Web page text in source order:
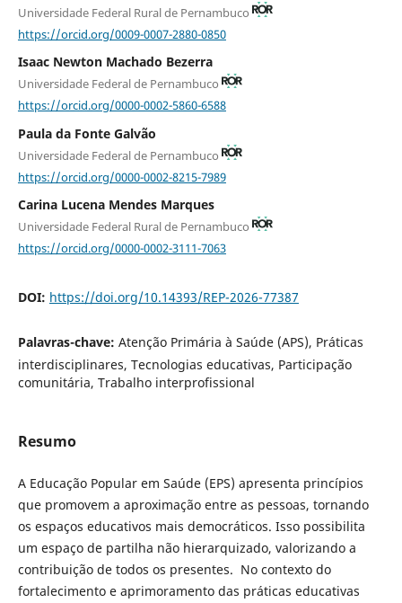
Universidade Federal Rural de Pernambuco
https://orcid.org/0009-0007-2880-0850
Isaac Newton Machado Bezerra
Universidade Federal de Pernambuco
https://orcid.org/0000-0002-5860-6588
Paula da Fonte Galvão
Universidade Federal de Pernambuco
https://orcid.org/0000-0002-8215-7989
Carina Lucena Mendes Marques
Universidade Federal Rural de Pernambuco
https://orcid.org/0000-0002-3111-7063
DOI: https://doi.org/10.14393/REP-2026-77387
Palavras-chave: Atenção Primária à Saúde (APS), Práticas
interdisciplinares, Tecnologias educativas, Participação
comunitária, Trabalho interprofissional
Resumo
A Educação Popular em Saúde (EPS) apresenta princípios
que promovem a aproximação entre as pessoas, tornando
os espaços educativos mais democráticos. Isso possibilita
um espaço de partilha não hierarquizado, valorizando a
contribuição de todos os presentes. No contexto do
fortalecimento e aprimoramento das práticas educativas